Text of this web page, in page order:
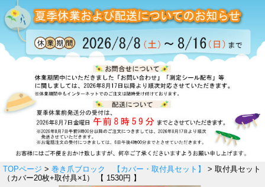
TOPページ > 巻き爪ブロック 【カバー・取付具セット】
> 取付具セット
（カバー20枚+取付具×1） 【 1530円 】